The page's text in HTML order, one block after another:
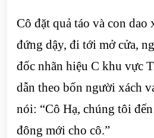
Cô đặt quả táo và con dao
đứng dậy, đi tới mở cửa,
đốc nhãn hiệu C khu vực
dẫn theo bốn người xách
nói: “Cô Hạ, chúng tôi
đông mới cho cô.”